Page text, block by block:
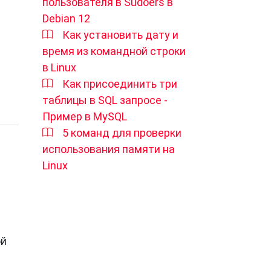
Debian 12
Как установить дату и
время из командной строки
в Linux
Как присоединить три
таблицы в SQL запросе -
Пример в MySQL
5 команд для проверки
использования памяти на
Linux